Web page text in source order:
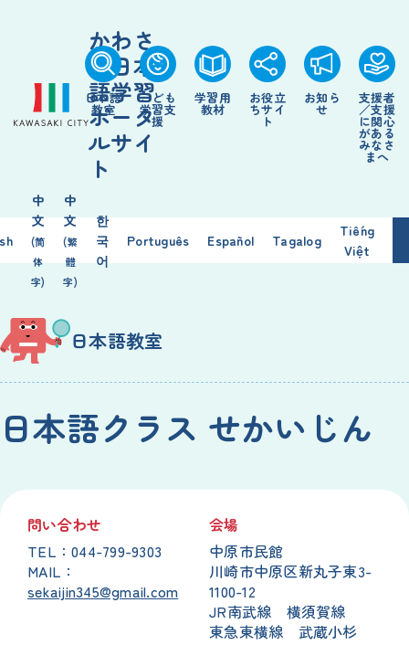
かわさ
き日本
語学習
ポータ
ルサイ
ト
日本語
教室
こども
学習支
援
学習用
教材
お役立
ちサイ
ト
お知ら
せ
支援者
／支援
に関心
がある
みなさ
まへ
中
文
(简
体
字)
中
文
(繁
體
字)
한
국
어
Português Español Tagalog
Tiếng
Việt
日本語教室
日本語クラス せかいじん
問い合わせ
TEL：044-799-9303
MAIL：
sekaijin345@gmail.com
会場
中原市民館
川崎市中原区新丸子東3-
1100-12
JR南武線 横須賀線
東急東横線 武蔵小杉